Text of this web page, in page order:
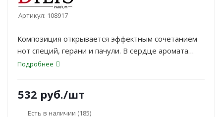
Артикул: 108917
Композиция открывается эффектным сочетанием
нот специй, герани и пачули. В сердце аромата
переливаются нежные цветочные аккорды,
Cocktail окутывает теплом мускуса, древесных и
бальзамических нот.
Подробнее
532 руб./шт
Есть в наличии (185)